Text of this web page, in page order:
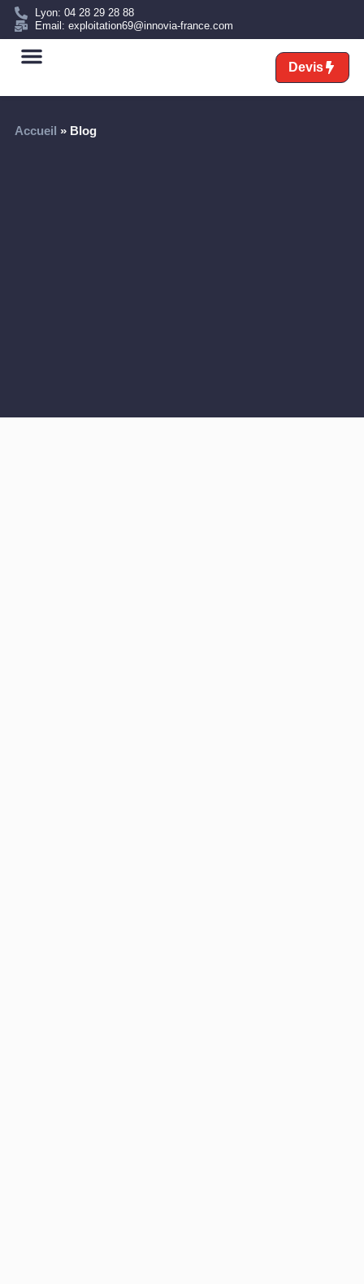
Lyon: 04 28 29 28 88
Email: exploitation69@innovia-france.com
Devis
Accueil » Blog